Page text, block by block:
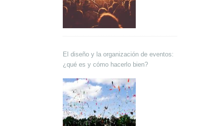
El diseño y la organización de eventos:
¿qué es y cómo hacerlo bien?